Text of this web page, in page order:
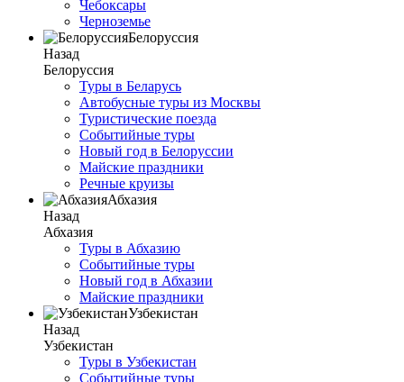
Чебоксары
Черноземье
Белоруссия
Назад
Белоруссия
Туры в Беларусь
Автобусные туры из Москвы
Туристические поезда
Событийные туры
Новый год в Белоруссии
Майские праздники
Речные круизы
Абхазия
Назад
Абхазия
Туры в Абхазию
Событийные туры
Новый год в Абхазии
Майские праздники
Узбекистан
Назад
Узбекистан
Туры в Узбекистан
Событийные туры